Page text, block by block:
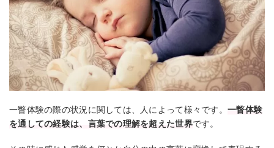
一瞥体験の際の状況に関しては、人によって様々です。 一瞥体験
を通しての経験は、言葉での理解を超えた世界です。